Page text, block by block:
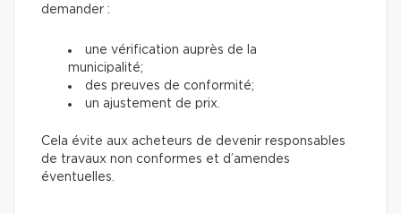
demander :
une vérification auprès de la
municipalité;
des preuves de conformité;
un ajustement de prix.
Cela évite aux acheteurs de devenir responsables
de travaux non conformes et d’amendes
éventuelles.